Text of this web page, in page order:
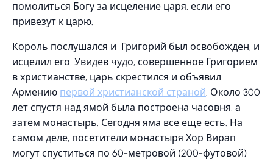
помолиться Богу за исцеление царя, если его
привезут к царю.
Король послушался и Григорий был освобожден, и
исцелил его. Увидев чудо, совершенное Григорием
в христианстве, царь скрестился и объявил
Армению первой христианской страной. Около 300
лет спустя над ямой была построена часовня, а
затем монастырь. Сегодня яма все еще есть. На
самом деле, посетители монастыря Хор Вирап
могут спуститься по 60-метровой (200-футовой)